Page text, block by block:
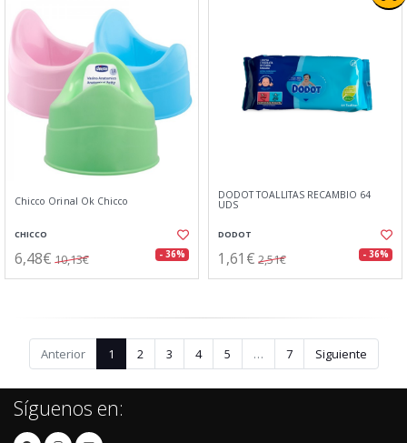
Chicco Orinal Ok Chicco
CHICCO
6,48€ 10,13€ - 36%
DODOT TOALLITAS RECAMBIO 64
UDS
DODOT
1,61€ 2,51€ - 36%
Anterior 1 2 3 4 5 … 7 Siguiente
Síguenos en: